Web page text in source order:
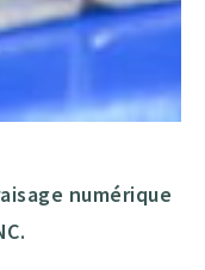
numérique